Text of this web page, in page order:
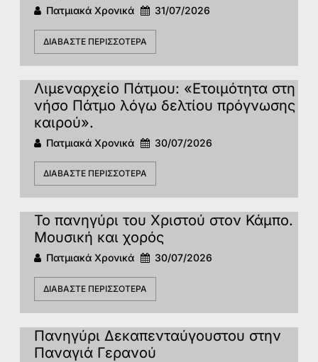
Πατμιακά Χρονικά 31/07/2026
ΔΙΑΒΆΣΤΕ ΠΕΡΙΣΣΌΤΕΡΑ
Λιμεναρχείο Πάτμου: «Ετοιμότητα στη
νήσο Πάτμο λόγω δελτίου πρόγνωσης
καιρού».
Πατμιακά Χρονικά 30/07/2026
ΔΙΑΒΆΣΤΕ ΠΕΡΙΣΣΌΤΕΡΑ
Το πανηγύρι του Χριστού στον Κάμπο.
Μουσική και χορός
Πατμιακά Χρονικά 30/07/2026
ΔΙΑΒΆΣΤΕ ΠΕΡΙΣΣΌΤΕΡΑ
Πανηγύρι Δεκαπενταύγουστου στην
Παναγιά Γερανού